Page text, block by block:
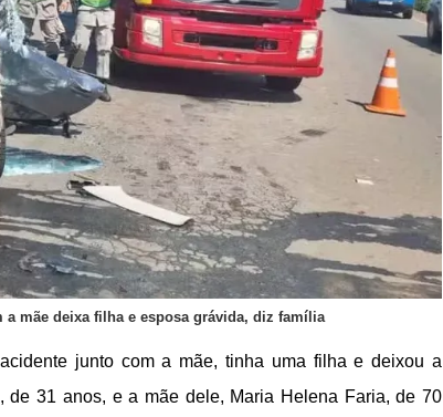
mãe deixa filha e esposa grávida, diz família
junto com a mãe, tinha uma filha e deixou a
31 anos, e a mãe dele, Maria Helena Faria, de 70